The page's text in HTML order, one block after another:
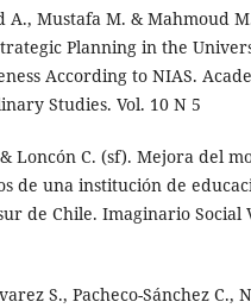
A., Mustafa M. & Mahmoud
Planning in the
According to NIAS.
Studies. Vol. 10 N 5
Loncón C. (sf). Mejora del
de una institución de
de Chile. Imaginario Social
S., Pacheco-Sánchez C.,